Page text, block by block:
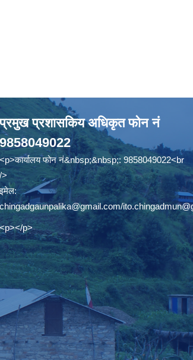
प्रमुख प्रशासकिय अधिकृत फोन नं
9858049022
<p>कार्यालय फोन नं&nbsp;&nbsp;: 9858049022<br
/>
इमेल:
chingadgaunpalika@gmail.com/
<p></p>